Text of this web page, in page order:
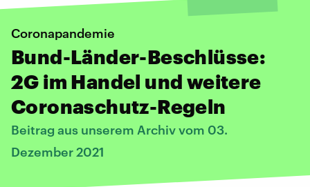
Coronapandemie
Bund-Länder-Beschlüsse:
2G im Handel und weitere
Coronaschutz-Regeln
Beitrag aus unserem Archiv vom 03.
Dezember 2021